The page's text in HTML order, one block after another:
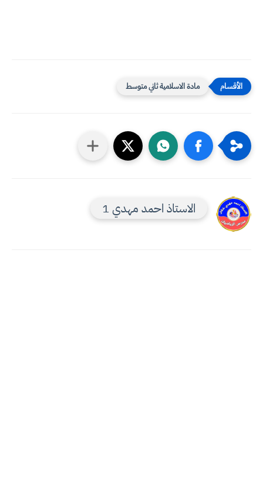
مادة الاسلامية ثاني متوسط
الاستاذ احمد مهدي 1